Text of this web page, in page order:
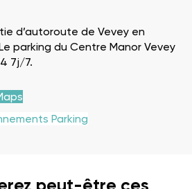
d’autoroute de Vevey en
parking du Centre Manor Vevey
7j/7.
Parking